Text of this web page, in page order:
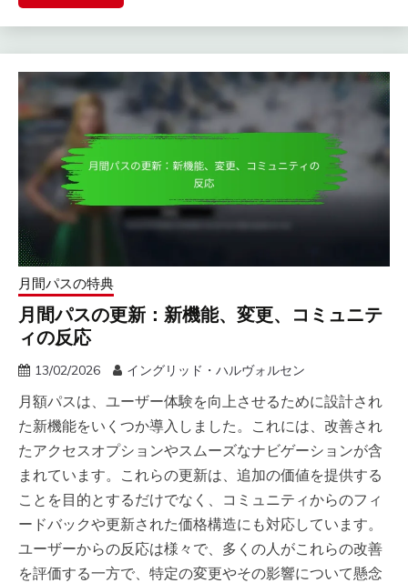
月間パスの特典
月間パスの更新：新機能、変更、コミュニテ
ィの反応
13/02/2026 イングリッド・ハルヴォルセン
月額パスは、ユーザー体験を向上させるために設計され
た新機能をいくつか導入しました。これには、改善され
たアクセスオプションやスムーズなナビゲーションが含
まれています。これらの更新は、追加の価値を提供する
ことを目的とするだけでなく、コミュニティからのフィ
ードバックや更新された価格構造にも対応しています。
ユーザーからの反応は様々で、多くの人がこれらの改善
を評価する一方で、特定の変更やその影響について懸念